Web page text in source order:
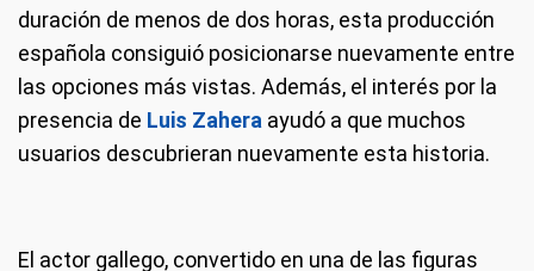
duración de menos de dos horas, esta producción
española consiguió posicionarse nuevamente entre
las opciones más vistas. Además, el interés por la
presencia de Luis Zahera ayudó a que muchos
usuarios descubrieran nuevamente esta historia.
El actor gallego, convertido en una de las figuras